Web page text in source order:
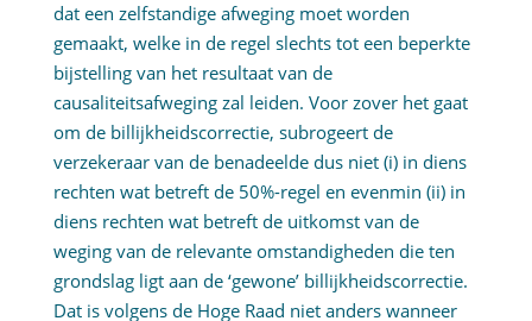
dat een zelfstandige afweging moet worden
gemaakt, welke in de regel slechts tot een beperkte
bijstelling van het resultaat van de
causaliteitsafweging zal leiden. Voor zover het gaat
om de billijkheidscorrectie, subrogeert de
verzekeraar van de benadeelde dus niet (i) in diens
rechten wat betreft de 50%-regel en evenmin (ii) in
diens rechten wat betreft de uitkomst van de
weging van de relevante omstandigheden die ten
grondslag ligt aan de ‘gewone’ billijkheidscorrectie.
Dat is volgens de Hoge Raad niet anders wanneer